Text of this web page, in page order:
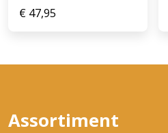
€ 47,95
Assortiment